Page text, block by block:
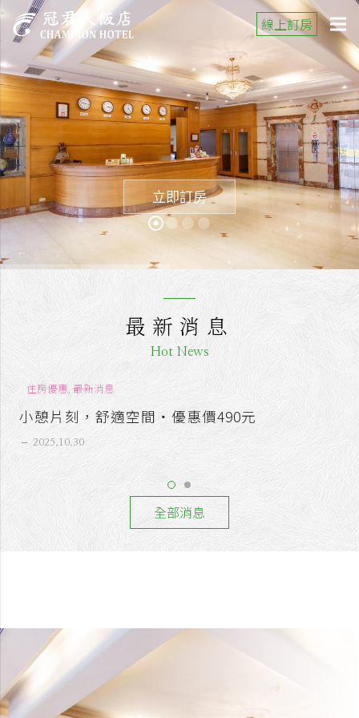
線上訂房
立即訂房
最新消息
Hot News
最新消息
聖誕燈海點亮板橋，幸福夜晚就在冠君
remove 2025.10.30
全部消息